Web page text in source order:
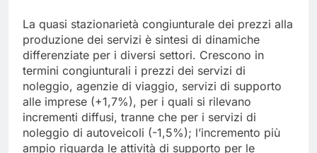
La quasi stazionarietà congiunturale dei prezzi alla
produzione dei servizi è sintesi di dinamiche
differenziate per i diversi settori. Crescono in
termini congiunturali i prezzi dei servizi di
noleggio, agenzie di viaggio, servizi di supporto
alle imprese (+1,7%), per i quali si rilevano
incrementi diffusi, tranne che per i servizi di
noleggio di autoveicoli (-1,5%); l’incremento più
ampio riguarda le attività di supporto per le